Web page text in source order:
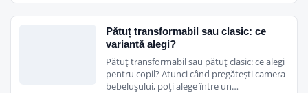
86 x 50 x 72 cm (L x l x H)
Pătuț transformabil sau clasic: ce
variantă alegi?
Pătuț transformabil sau pătuț clasic: ce alegi
pentru copil? Atunci când pregătești camera
bebelușului, poți alege între un…